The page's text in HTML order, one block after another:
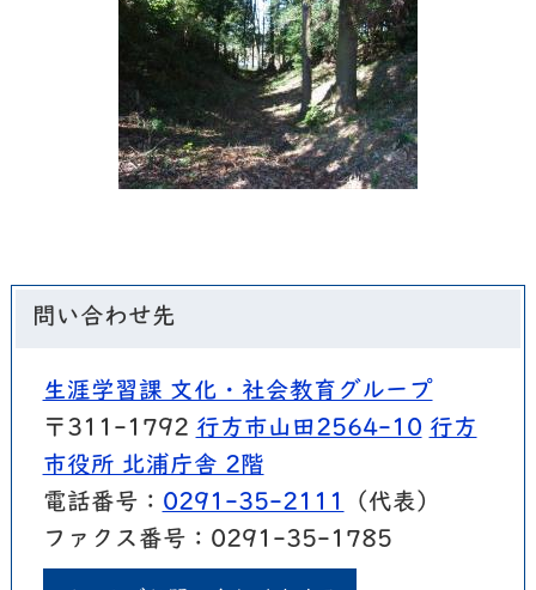
問い合わせ先
生涯学習課 文化・社会教育グループ
〒311-1792 行方市山田2564-10 行方
市役所 北浦庁舎 2階
電話番号： 0291-35-2111
（代表）
ファクス番号：0291-35-1785